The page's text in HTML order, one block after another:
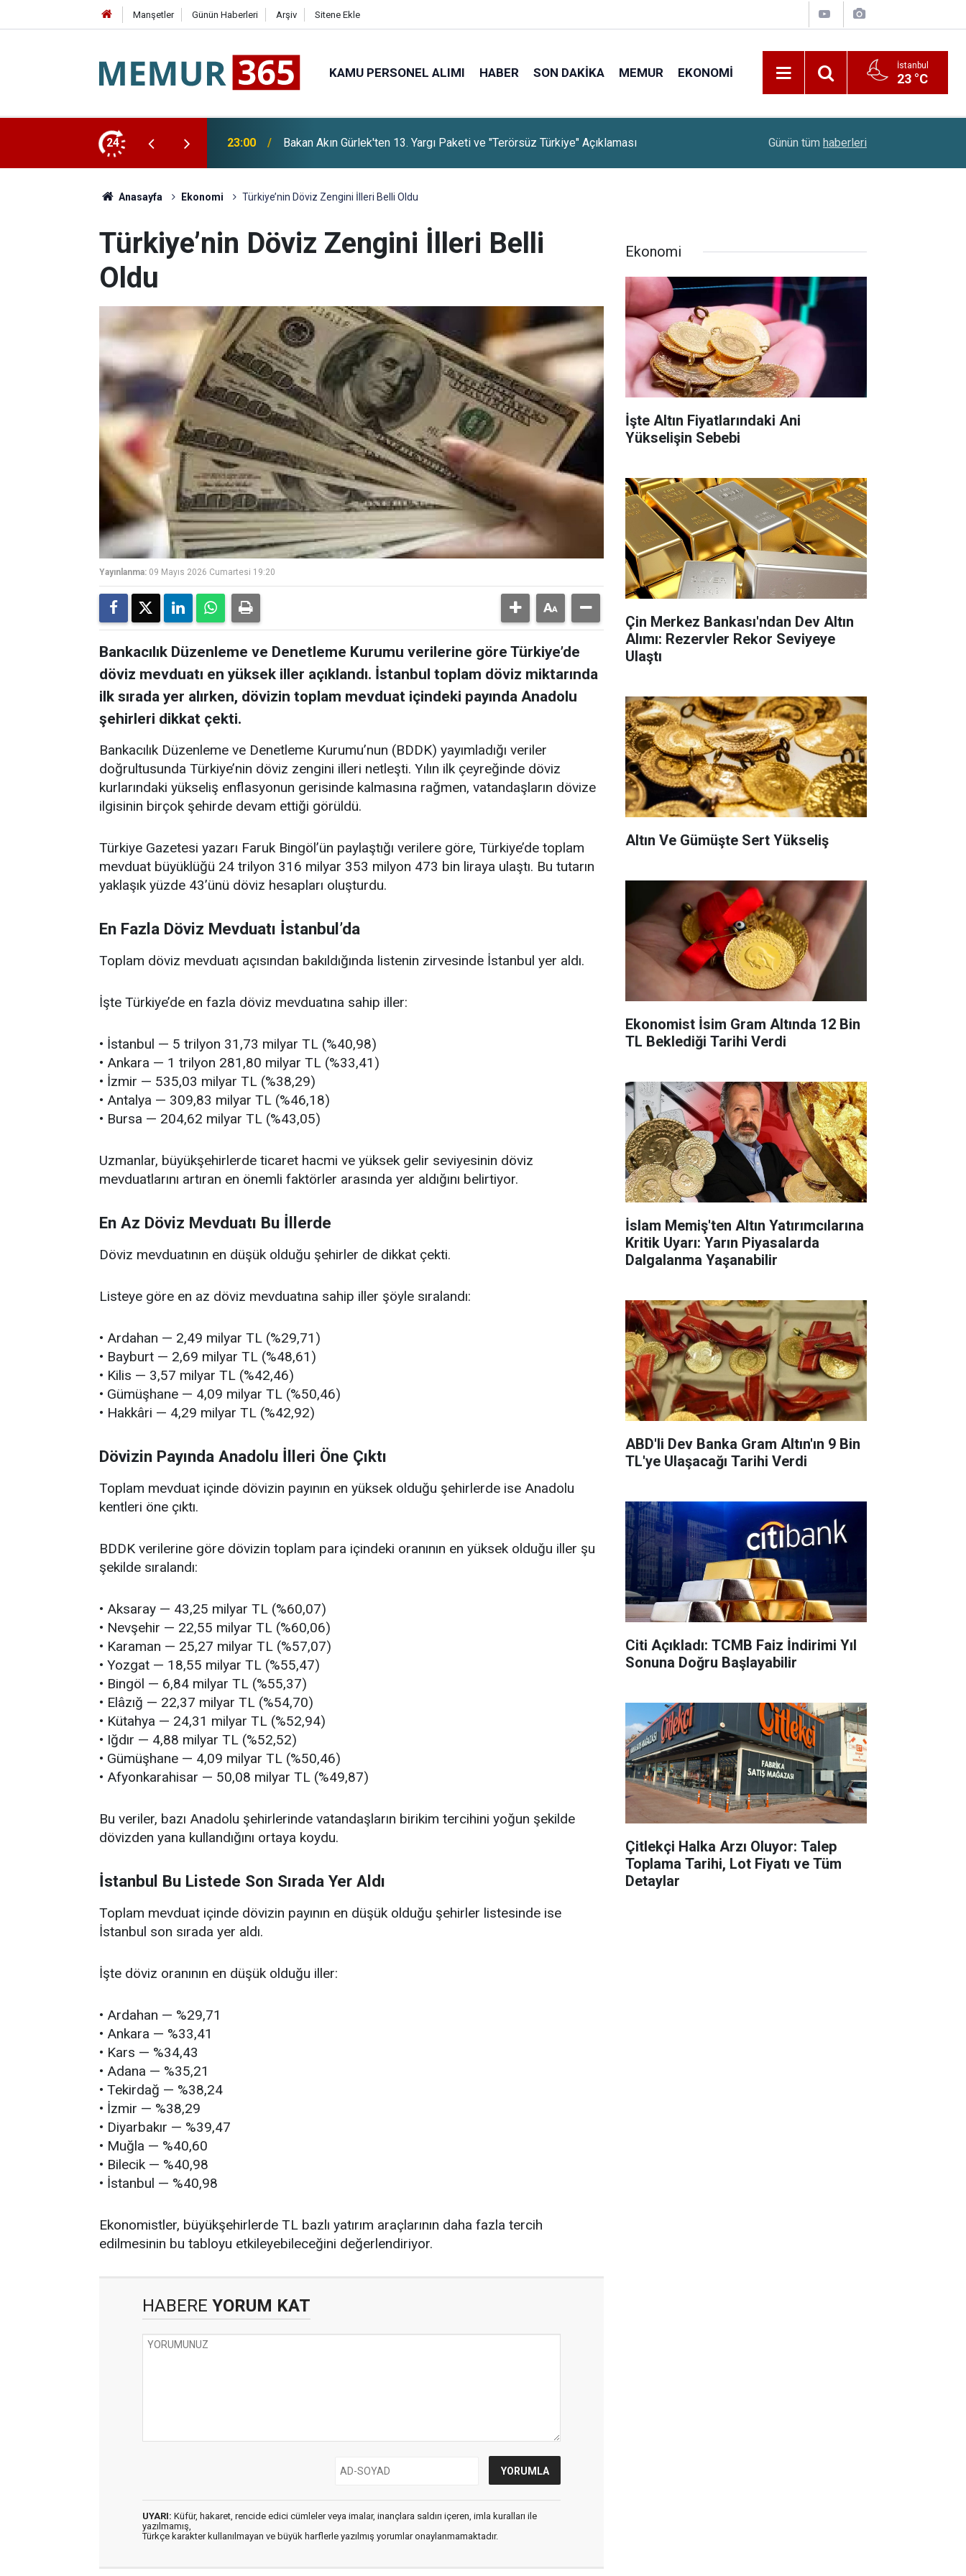
Manşetler Günün Haberleri Arşiv Sitene Ekle
KAMU PERSONEL ALIMI HABER SON DAKIKA MEMUR EKONOMI İstanbul
23 °C
24
ve "Terörsüz Türkiye" Açıklaması 22:36 YENİ Parti, Dayanışma Kampanyasında 9 Günlük Bağış Tutarını Açıkladı Çiftçilere 688,2 Milyon Liralık Destek Ödemesi
Günün tüm haberleri
Anasayfa Ekonomi Türkiye’nin Döviz Zengini İlleri Belli Oldu
Türkiye’nin Döviz Zengini İlleri Belli
Oldu
Yayınlanma: 09 Mayıs 2026 Cumartesi 19:20
Bankacılık Düzenleme ve Denetleme Kurumu verilerine göre Türkiye’de
döviz mevduatı en yüksek iller açıklandı. İstanbul toplam döviz miktarında
ilk sırada yer alırken, dövizin toplam mevduat içindeki payında Anadolu
şehirleri dikkat çekti.
Bankacılık Düzenleme ve Denetleme Kurumu’nun (BDDK) yayımladığı veriler
doğrultusunda Türkiye’nin döviz zengini illeri netleşti. Yılın ilk çeyreğinde döviz
kurlarındaki yükseliş enflasyonun gerisinde kalmasına rağmen, vatandaşların dövize
ilgisinin birçok şehirde devam ettiği görüldü.
Türkiye Gazetesi yazarı Faruk Bingöl’ün paylaştığı verilere göre, Türkiye’de toplam
mevduat büyüklüğü 24 trilyon 316 milyar 353 milyon 473 bin liraya ulaştı. Bu tutarın
yaklaşık yüzde 43’ünü döviz hesapları oluşturdu.
En Fazla Döviz Mevduatı İstanbul’da
Toplam döviz mevduatı açısından bakıldığında listenin zirvesinde İstanbul yer aldı.
İşte Türkiye’de en fazla döviz mevduatına sahip iller:
• İstanbul — 5 trilyon 31,73 milyar TL (%40,98)
• Ankara — 1 trilyon 281,80 milyar TL (%33,41)
• İzmir — 535,03 milyar TL (%38,29)
• Antalya — 309,83 milyar TL (%46,18)
• Bursa — 204,62 milyar TL (%43,05)
Uzmanlar, büyükşehirlerde ticaret hacmi ve yüksek gelir seviyesinin döviz
mevduatlarını artıran en önemli faktörler arasında yer aldığını belirtiyor.
En Az Döviz Mevduatı Bu İllerde
Döviz mevduatının en düşük olduğu şehirler de dikkat çekti.
Listeye göre en az döviz mevduatına sahip iller şöyle sıralandı:
• Ardahan — 2,49 milyar TL (%29,71)
• Bayburt — 2,69 milyar TL (%48,61)
• Kilis — 3,57 milyar TL (%42,46)
• Gümüşhane — 4,09 milyar TL (%50,46)
• Hakkâri — 4,29 milyar TL (%42,92)
Dövizin Payında Anadolu İlleri Öne Çıktı
Toplam mevduat içinde dövizin payının en yüksek olduğu şehirlerde ise Anadolu
kentleri öne çıktı.
BDDK verilerine göre dövizin toplam para içindeki oranının en yüksek olduğu iller şu
şekilde sıralandı:
• Aksaray — 43,25 milyar TL (%60,07)
• Nevşehir — 22,55 milyar TL (%60,06)
• Karaman — 25,27 milyar TL (%57,07)
• Yozgat — 18,55 milyar TL (%55,47)
• Bingöl — 6,84 milyar TL (%55,37)
• Elâzığ — 22,37 milyar TL (%54,70)
• Kütahya — 24,31 milyar TL (%52,94)
• Iğdır — 4,88 milyar TL (%52,52)
• Gümüşhane — 4,09 milyar TL (%50,46)
• Afyonkarahisar — 50,08 milyar TL (%49,87)
Bu veriler, bazı Anadolu şehirlerinde vatandaşların birikim tercihini yoğun şekilde
dövizden yana kullandığını ortaya koydu.
İstanbul Bu Listede Son Sırada Yer Aldı
Toplam mevduat içinde dövizin payının en düşük olduğu şehirler listesinde ise
İstanbul son sırada yer aldı.
İşte döviz oranının en düşük olduğu iller:
• Ardahan — %29,71
• Ankara — %33,41
• Kars — %34,43
• Adana — %35,21
• Tekirdağ — %38,24
• İzmir — %38,29
• Diyarbakır — %39,47
• Muğla — %40,60
• Bilecik — %40,98
• İstanbul — %40,98
Ekonomistler, büyükşehirlerde TL bazlı yatırım araçlarının daha fazla tercih
edilmesinin bu tabloyu etkileyebileceğini değerlendiriyor.
HABERE YORUM KAT
UYARI: Küfür, hakaret, rencide edici cümleler veya imalar, inançlara saldırı içeren, imla kuralları ile
yazılmamış,
Türkçe karakter kullanılmayan ve büyük harflerle yazılmış yorumlar onaylanmamaktadır.
Ekonomi
İşte Altın Fiyatlarındaki Ani
Yükselişin Sebebi
Çin Merkez Bankası'ndan Dev Altın
Alımı: Rezervler Rekor Seviyeye
Ulaştı
Altın Ve Gümüşte Sert Yükseliş
Ekonomist İsim Gram Altında 12 Bin
TL Beklediği Tarihi Verdi
İslam Memiş'ten Altın Yatırımcılarına
Kritik Uyarı: Yarın Piyasalarda
Dalgalanma Yaşanabilir
ABD'li Dev Banka Gram Altın'ın 9 Bin
TL'ye Ulaşacağı Tarihi Verdi
Citi Açıkladı: TCMB Faiz İndirimi Yıl
Sonuna Doğru Başlayabilir
Çitlekçi Halka Arzı Oluyor: Talep
Toplama Tarihi, Lot Fiyatı ve Tüm
Detaylar